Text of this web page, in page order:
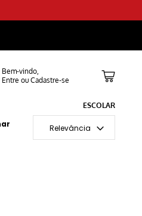
Bem-vindo,
ESCOLAR
Relevância